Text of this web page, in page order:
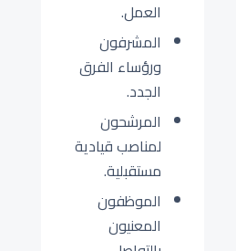
العمل.
المشرفون
ورؤساء الفرق
الجدد.
المرشحون
لمناصب قيادية
مستقبلية.
الموظفون
المعنيون